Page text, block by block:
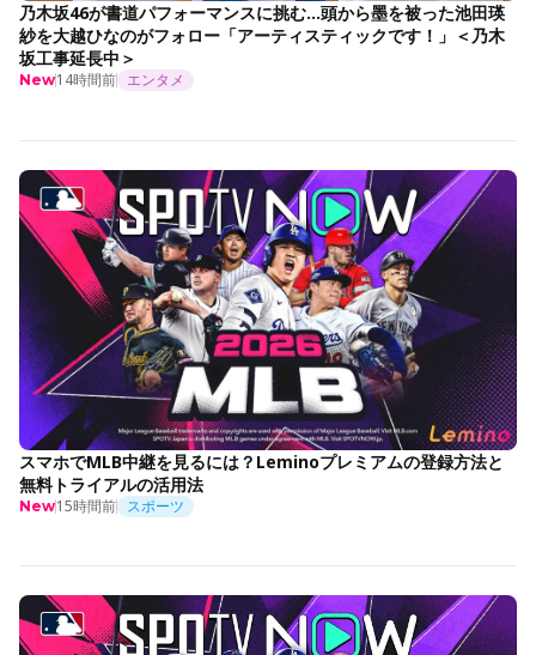
乃木坂46が書道パフォーマンスに挑む…頭から墨を被った池田瑛
紗を大越ひなのがフォロー「アーティスティックです！」＜乃木
坂工事延長中＞
New14時間前 エンタメ
スマホでMLB中継を見るには？Leminoプレミアムの登録方法と
無料トライアルの活用法
New15時間前 スポーツ